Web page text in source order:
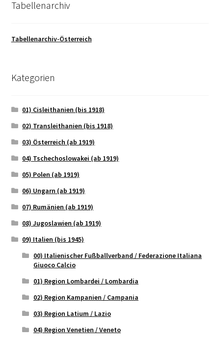
Tabellenarchiv
Tabellenarchiv-Österreich
Kategorien
01) Cisleithanien (bis 1918)
02) Transleithanien (bis 1918)
03) Österreich (ab 1919)
04) Tschechoslowakei (ab 1919)
05) Polen (ab 1919)
06) Ungarn (ab 1919)
07) Rumänien (ab 1919)
08) Jugoslawien (ab 1919)
09) Italien (bis 1945)
00) Italienischer Fußballverband / Federazione Italiana
Giuoco Calcio
01) Region Lombardei / Lombardia
02) Region Kampanien / Campania
03) Region Latium / Lazio
04) Region Venetien / Veneto